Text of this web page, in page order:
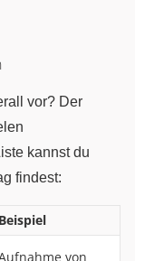
vor? Der
kannst du
findest:
Beispiel
von